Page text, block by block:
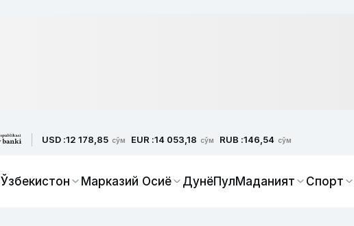
USD :12 178,85 сўм EUR :14 053,18 сўм RUB :146,54 сўм
Ўзбекистон Марказий Осиё ДунёПулМаданият Спорт